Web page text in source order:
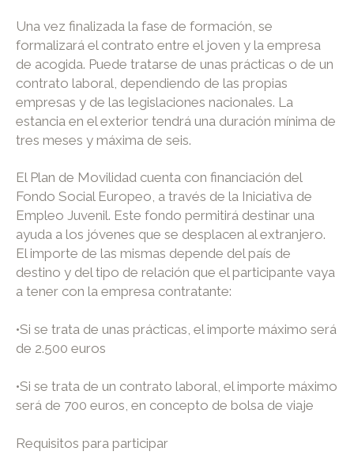
Una vez finalizada la fase de formación, se
formalizará el contrato entre el joven y la empresa
de acogida. Puede tratarse de unas prácticas o de un
contrato laboral, dependiendo de las propias
empresas y de las legislaciones nacionales. La
estancia en el exterior tendrá una duración mínima de
tres meses y máxima de seis.
El Plan de Movilidad cuenta con financiación del
Fondo Social Europeo, a través de la Iniciativa de
Empleo Juvenil. Este fondo permitirá destinar una
ayuda a los jóvenes que se desplacen al extranjero.
El importe de las mismas depende del país de
destino y del tipo de relación que el participante vaya
a tener con la empresa contratante:
•Si se trata de unas prácticas, el importe máximo será
de 2.500 euros
•Si se trata de un contrato laboral, el importe máximo
será de 700 euros, en concepto de bolsa de viaje
Requisitos para participar